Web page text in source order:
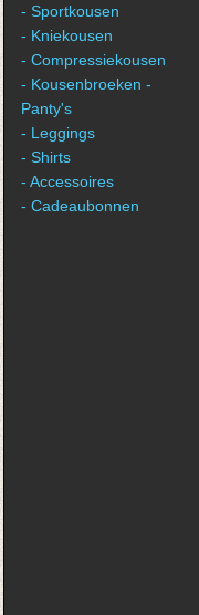
- Sportkousen
- Kniekousen
- Compressiekousen
- Kousenbroeken -
Panty's
- Leggings
- Shirts
- Accessoires
- Cadeaubonnen